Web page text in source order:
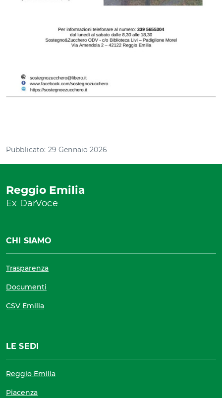
Pubblicato: 29 Gennaio 2026
Reggio Emilia
Ex DarVoce
CHI SIAMO
Trasparenza
Documenti
CSV Emilia
LE SEDI
Reggio Emilia
Piacenza